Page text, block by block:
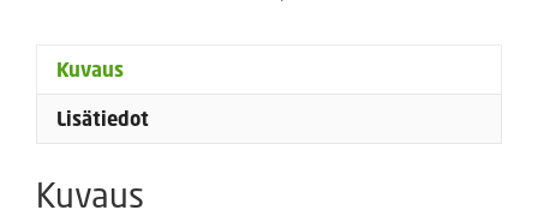
Kuvaus
Lisätiedot
Kuvaus